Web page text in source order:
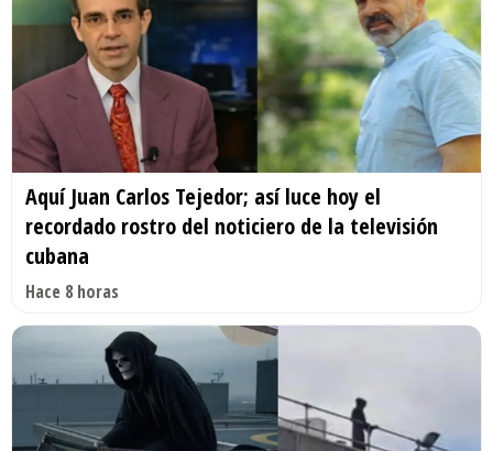
Aquí Juan Carlos Tejedor; así luce hoy el
recordado rostro del noticiero de la televisión
cubana
Hace 8 horas